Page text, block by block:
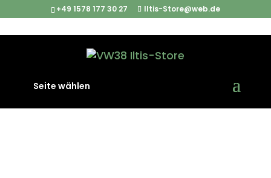
+49 1578 177 30 27 Iltis-Store@web.de
Seite wählen
Schleifring (Kontakt) am Lenkrad für die Hupe